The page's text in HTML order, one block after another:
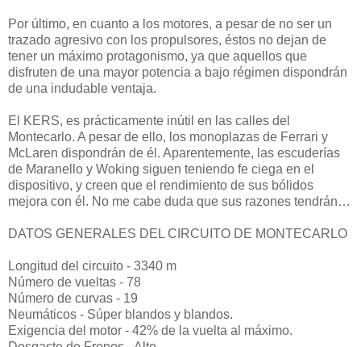
Por último, en cuanto a los motores, a pesar de no ser un
trazado agresivo con los propulsores, éstos no dejan de
tener un máximo protagonismo, ya que aquellos que
disfruten de una mayor potencia a bajo régimen dispondrán
de una indudable ventaja.
El KERS, es prácticamente inútil en las calles del
Montecarlo. A pesar de ello, los monoplazas de Ferrari y
McLaren dispondrán de él. Aparentemente, las escuderías
de Maranello y Woking siguen teniendo fe ciega en el
dispositivo, y creen que el rendimiento de sus bólidos
mejora con él. No me cabe duda que sus razones tendrán…
DATOS GENERALES DEL CIRCUITO DE MONTECARLO
Longitud del circuito - 3340 m
Número de vueltas - 78
Número de curvas - 19
Neumáticos - Súper blandos y blandos.
Exigencia del motor - 42% de la vuelta al máximo.